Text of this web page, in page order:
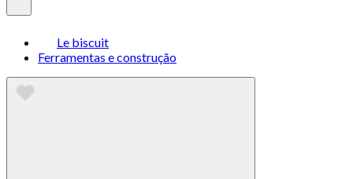
Le biscuit
Ferramentas e construção